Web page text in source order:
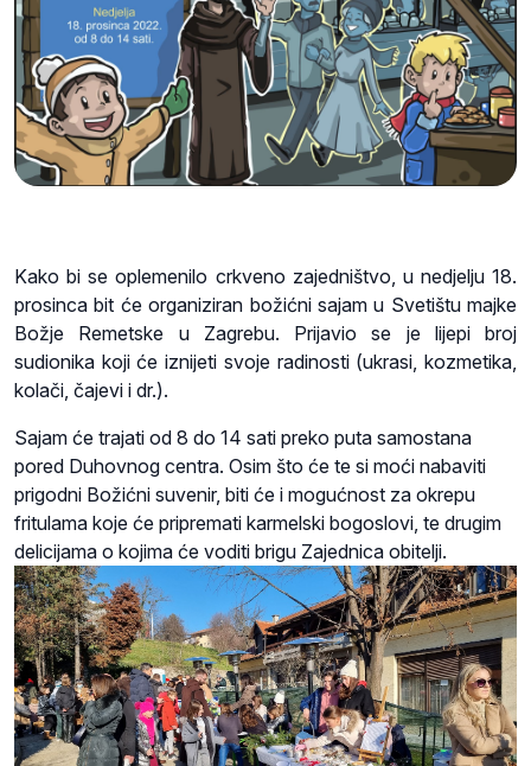
Kako bi se oplemenilo crkveno zajedništvo, u nedjelju 18.
prosinca bit će organiziran božićni sajam u Svetištu majke
Božje Remetske u Zagrebu. Prijavio se je lijepi broj
sudionika koji će iznijeti svoje radinosti (ukrasi, kozmetika,
kolači, čajevi i dr.).
Sajam će trajati od 8 do 14 sati preko puta samostana
pored Duhovnog centra. Osim što će te si moći nabaviti
prigodni Božićni suvenir, biti će i mogućnost za okrepu
fritulama koje će pripremati karmelski bogoslovi, te drugim
delicijama o kojima će voditi brigu Zajednica obitelji.